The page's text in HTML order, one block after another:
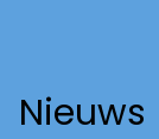
Nieuws